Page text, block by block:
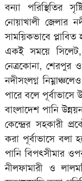
বন্যা পরিস্থিতির
নোয়াখালী জেলার
সাময়িকভাবে
একই সময়ে সিলেট,
নেত্রকোনা, শেরপুর
নদীসংলগ্ন
পারে বলে পূর্বাভাসে
বাংলাদেশ পানি
কেন্দ্রের সহকারী
করা পূর্বাভাসে বলা
পানি বিপৎসীমার
নীলফামারী ও